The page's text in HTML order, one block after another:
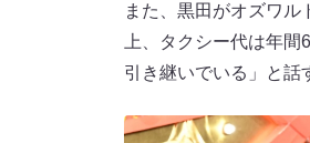
また、黒田がオズワ
上、タクシー代は年間
引き継いでいる」と話